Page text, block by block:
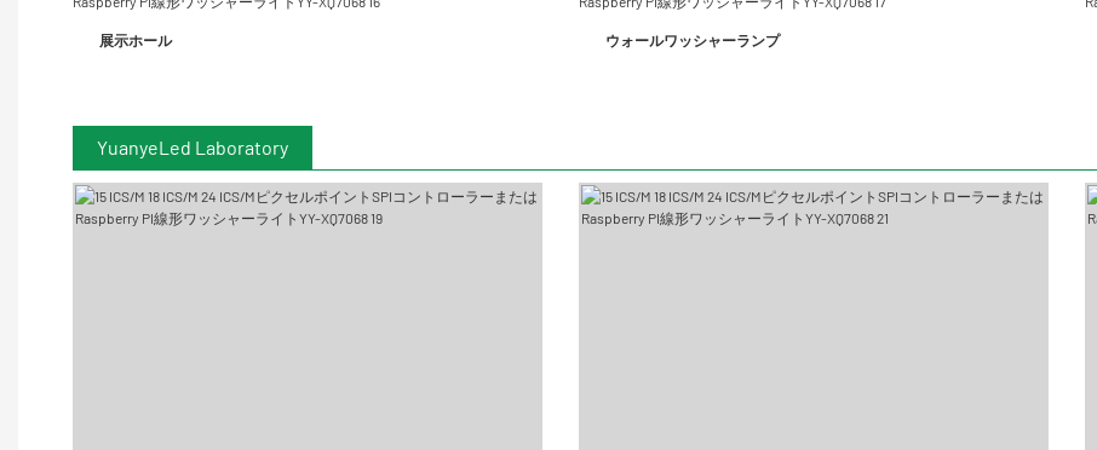
展示ホール ウォールワッシャーランプ
YuanyeLed Laboratory